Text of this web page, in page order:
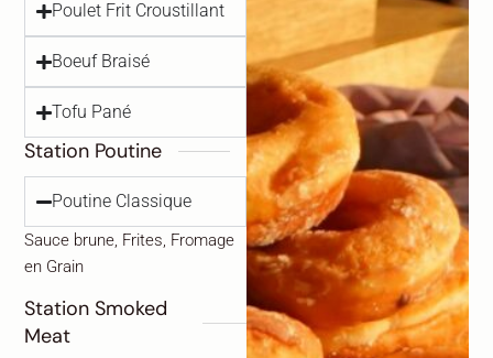
Poulet Frit Croustillant
Boeuf Braisé
Tofu Pané
Station Poutine
Poutine Classique
Sauce brune, Frites, Fromage
en Grain
Station Smoked
Meat